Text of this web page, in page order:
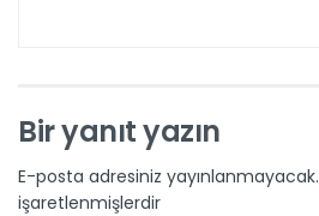
Bir yanıt yazın
E-posta adresiniz yayınlanmayacak.
işaretlenmişlerdir